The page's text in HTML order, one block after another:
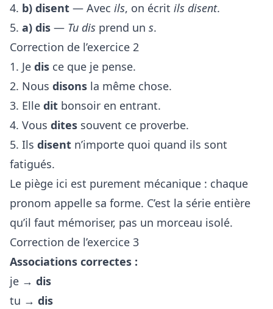
4. b) disent — Avec ils, on écrit ils disent.
5. a) dis — Tu dis prend un s.
Correction de l’exercice 2
1. Je dis ce que je pense.
2. Nous disons la même chose.
3. Elle dit bonsoir en entrant.
4. Vous dites souvent ce proverbe.
5. Ils disent n’importe quoi quand ils sont
fatigués.
Le piège ici est purement mécanique : chaque
pronom appelle sa forme. C’est la série entière
qu’il faut mémoriser, pas un morceau isolé.
Correction de l’exercice 3
Associations correctes :
je → dis
tu → dis